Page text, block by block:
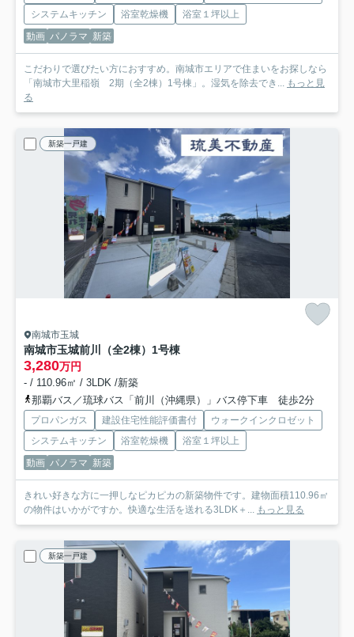
システムキッチン
浴室乾燥機
浴室１坪以上
動画 パノラマ 新築
こだわりで選びたい方におすすめ。南城市エリアで住まいをお探しなら
「南城市大里稲嶺 2期（全2棟）1号棟」。湿気を除去でき...
もっと見
る
新築一戸建
南城市玉城
南城市玉城前川（全2棟）1号棟
3,280万円
- / 110.96㎡ / 3LDK /新築
那覇バス／琉球バス「前川（沖縄県）」バス停下車 徒歩2分
プロパンガス 建設住宅性能評価書付
ウォークインクロゼット
システムキッチン
浴室乾燥機
浴室１坪以上
動画 パノラマ 新築
きれい好きな方に一押しなピカピカの新築物件です。建物面積110.96㎡
の物件はいかがですか。快適な生活を送れる3LDK＋... もっと見る
新築一戸建